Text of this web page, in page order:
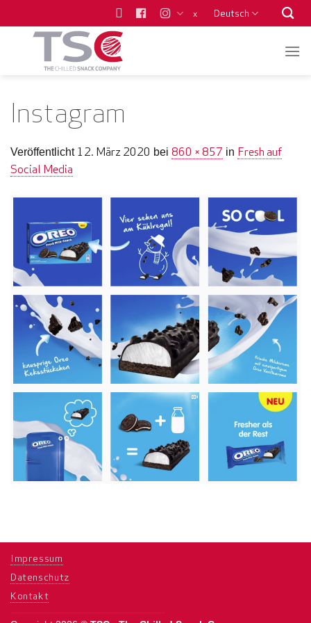
Inhalt
x Deutsch
Instagram
Veröffentlicht 12. März 2020 bei 860 × 857 in Fresh auf
Social Media
Impressum
Datenschutz
Kontakt